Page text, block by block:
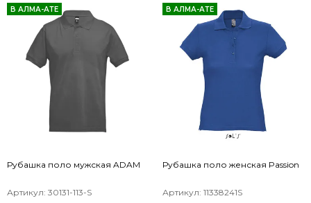
В АЛМА-АТЕ
Рубашка поло мужская ADAM
Артикул: 30131-113-S
В АЛМА-АТЕ
Рубашка поло женская Passion
Артикул: 11338241S